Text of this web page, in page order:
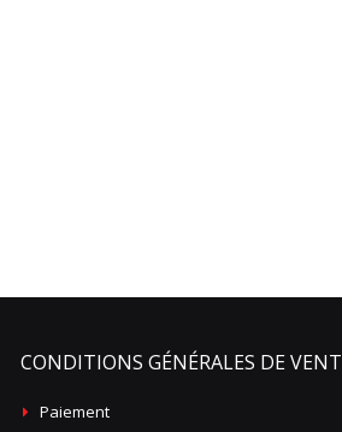
CONDITIONS GÉNÉRALES DE
Paiement